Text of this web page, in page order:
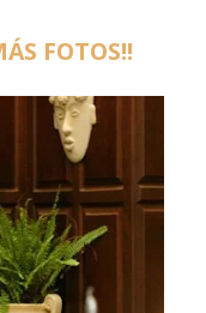
FOTOS!!